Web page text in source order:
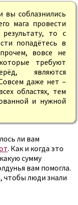
вы соблазнились
мага провести
то с
попадётесь в
вовсе не
требуют
являются
даже нет –
областях, тем
и нужной
ли вам
. Как и когда это
сумму
вам помогла.
чтобы люди знали